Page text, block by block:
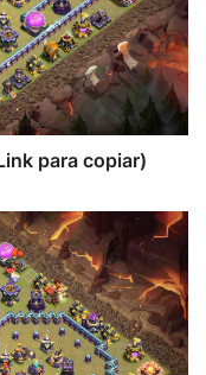
para copiar)